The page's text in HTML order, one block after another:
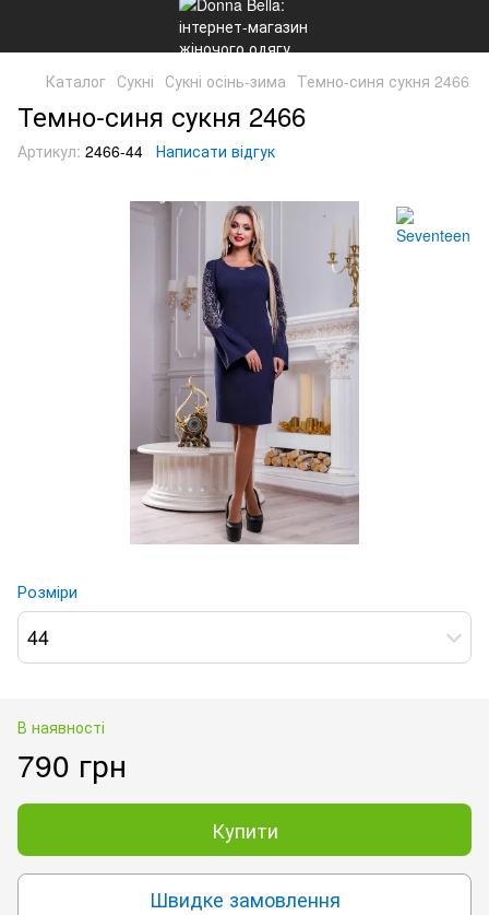
Каталог Сукні Сукні осінь-зима Темно-синя сукня 2466
Темно-синя сукня 2466
Артикул: 2466-44 Написати відгук
Розміри
44
В наявності
790 грн
Купити
Швидке замовлення